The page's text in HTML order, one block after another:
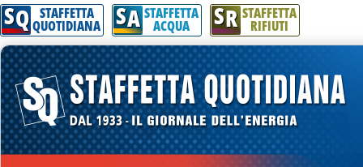
SQ STAFFETTA
QUOTIDIANA SA STAFFETTA
ACQUA SR STAFFETTA
RIFIUTI